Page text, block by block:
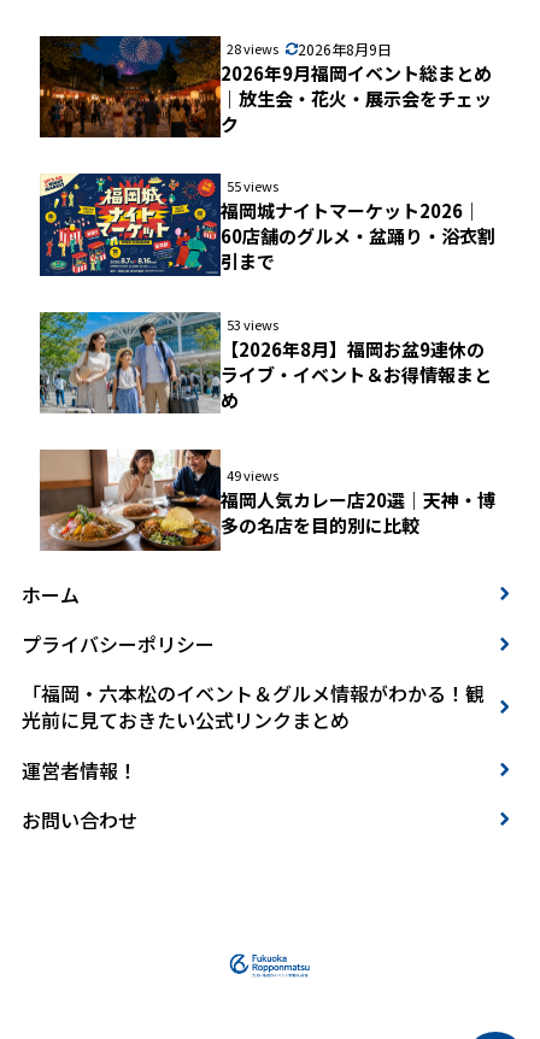
28 views 2026年8月9日
2026年9月福岡イベント総まとめ
｜放生会・花火・展示会をチェッ
ク
55 views
福岡城ナイトマーケット2026｜
60店舗のグルメ・盆踊り・浴衣割
引まで
53 views
【2026年8月】福岡お盆9連休の
ライブ・イベント＆お得情報まと
め
49 views
福岡人気カレー店20選｜天神・博
多の名店を目的別に比較
ホーム
プライバシーポリシー
「福岡・六本松のイベント＆グルメ情報がわかる！観
光前に見ておきたい公式リンクまとめ
運営者情報！
お問い合わせ